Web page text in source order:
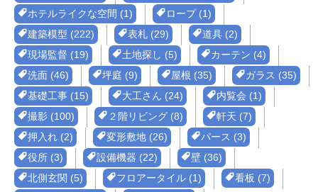
ホテルライクな空間 (1)
ロープ (1)
建築模型 (222)
表札 (29)
道具 (2)
現場監督 (19)
土地探し (5)
カーテン (4)
洗面 (46)
坪庭 (9) 屋根 (35)
ガラス (35)
基礎工事 (15)
大工さん (24)
内覧会 (1)
撮影 (100)
２階リビング (8)
軒天 (7)
押入れ (2)
変形敷地 (26)
パース (3)
役所 (3)
設備機器 (22)
壁 (36)
北側玄関 (5)
フロアータイル (1)
看板 (7)